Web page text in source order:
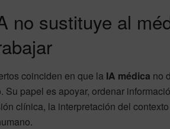
no sustituye al
coinciden en que la IA médica no
Su papel es apoyar, ordenar
clínica, la interpretación del